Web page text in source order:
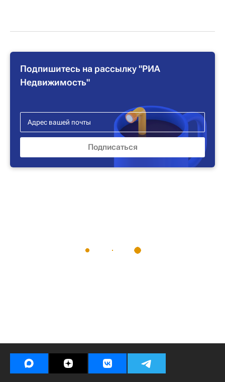
Подпишитесь на рассылку "РИА
Недвижимость"